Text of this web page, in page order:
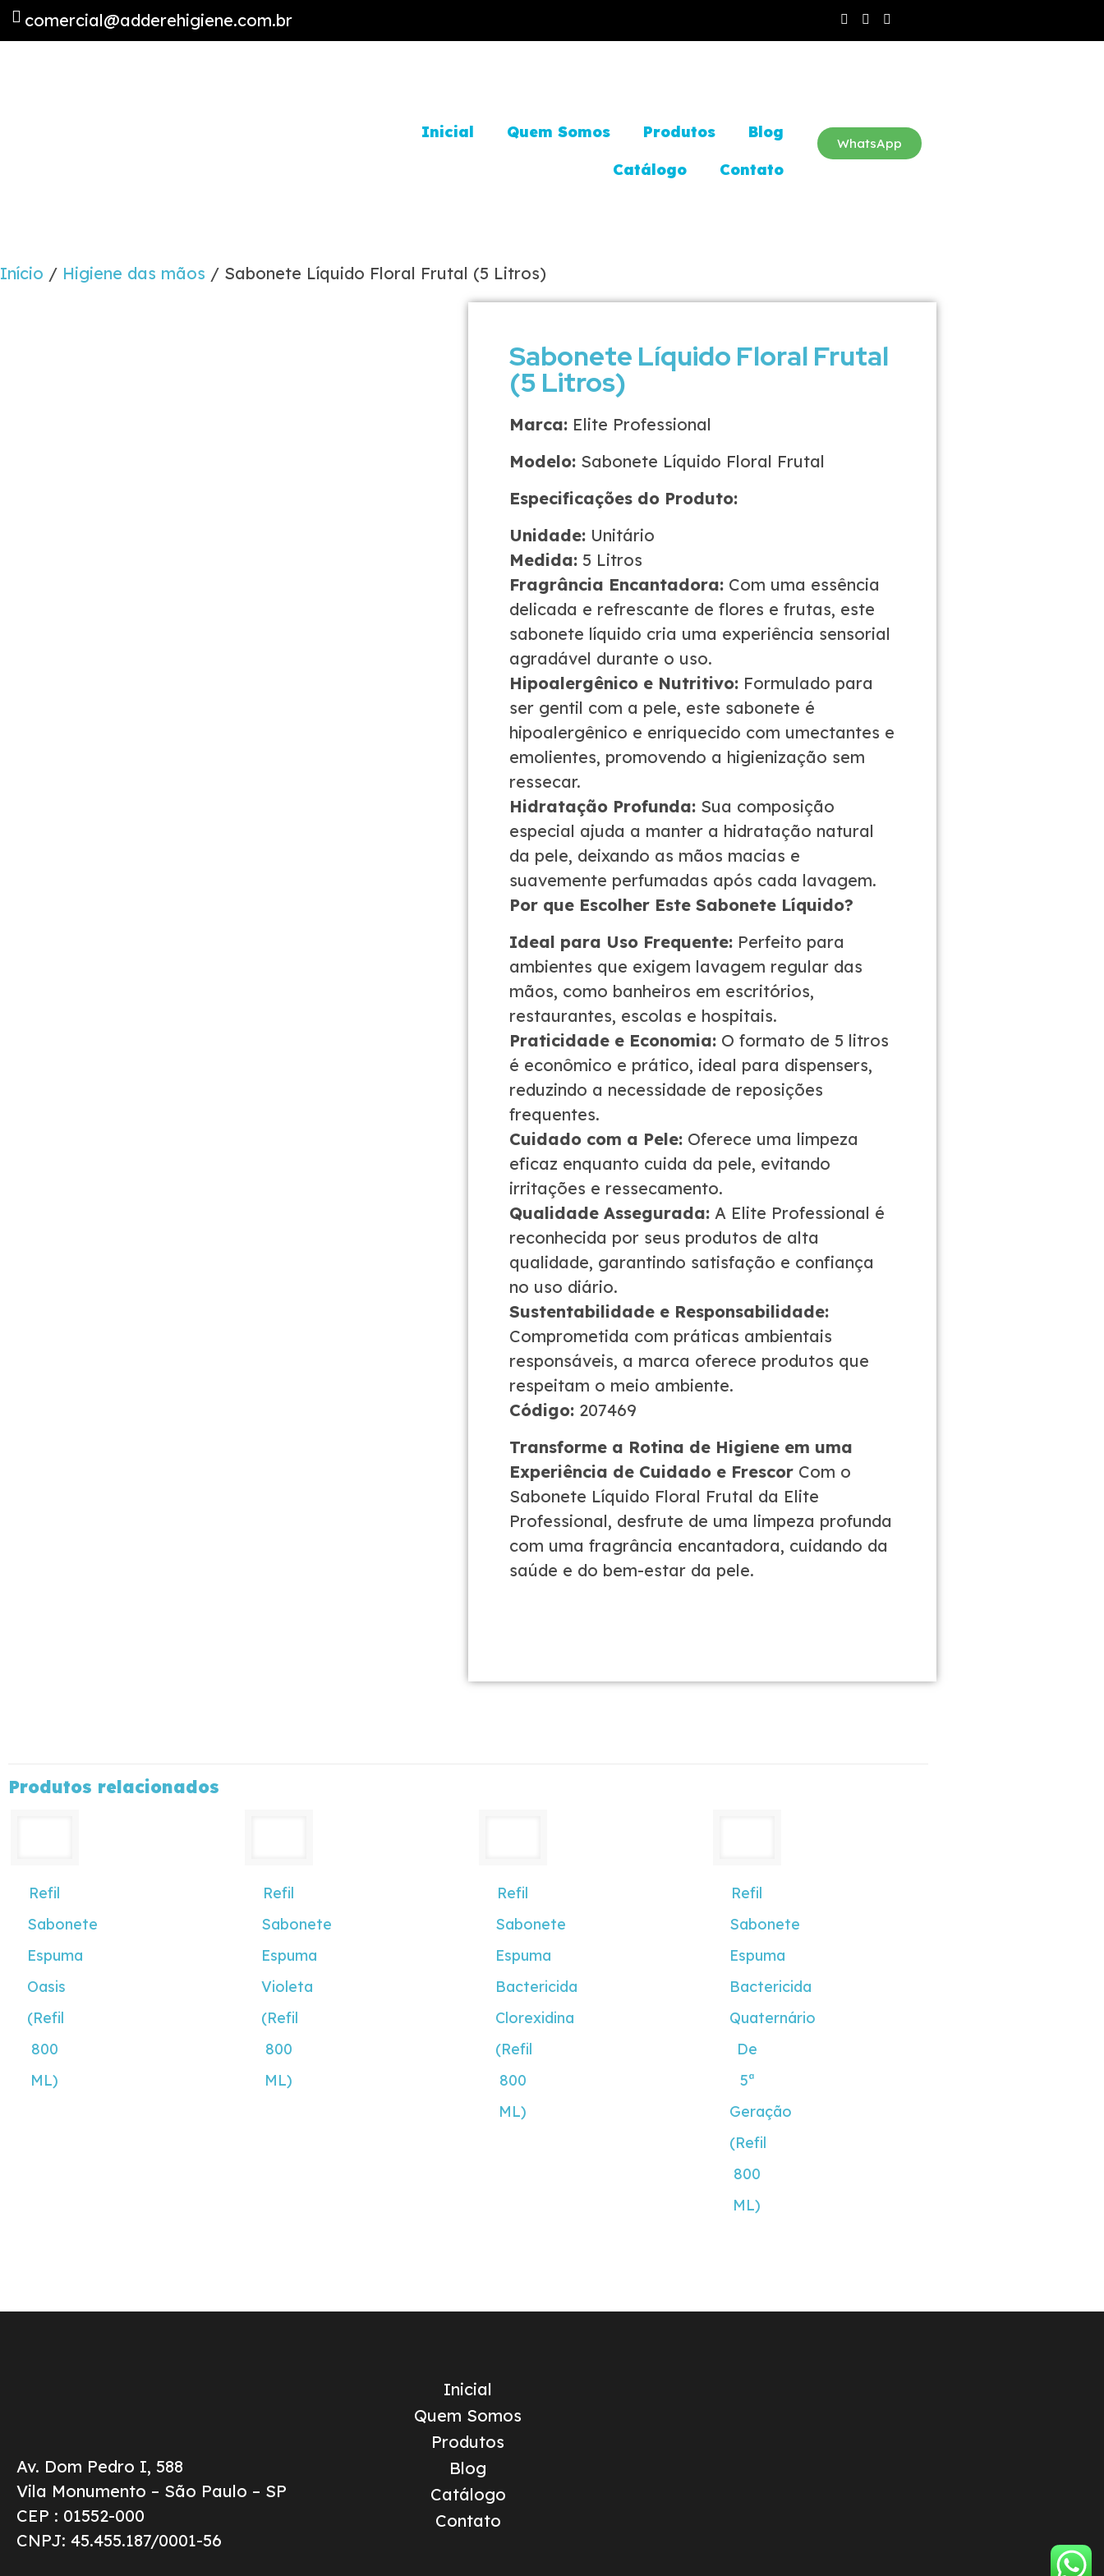
comercial@adderehigiene.com.br
Inicial Quem Somos Produtos
Blog
Catálogo
Contato
WhatsApp
Início / Higiene das mãos / Sabonete Líquido Floral Frutal (5 Litros)
Sabonete Líquido Floral Frutal
(5 Litros)
Marca: Elite Professional
Modelo: Sabonete Líquido Floral Frutal
Especificações do Produto:
Unidade: Unitário
Medida: 5 Litros
Fragrância Encantadora: Com uma essência
delicada e refrescante de flores e frutas, este
sabonete líquido cria uma experiência sensorial
agradável durante o uso.
Hipoalergênico e Nutritivo: Formulado para
ser gentil com a pele, este sabonete é
hipoalergênico e enriquecido com umectantes e
emolientes, promovendo a higienização sem
ressecar.
Hidratação Profunda: Sua composição
especial ajuda a manter a hidratação natural
da pele, deixando as mãos macias e
suavemente perfumadas após cada lavagem.
Por que Escolher Este Sabonete Líquido?
Ideal para Uso Frequente: Perfeito para
ambientes que exigem lavagem regular das
mãos, como banheiros em escritórios,
restaurantes, escolas e hospitais.
Praticidade e Economia: O formato de 5 litros
é econômico e prático, ideal para dispensers,
reduzindo a necessidade de reposições
frequentes.
Cuidado com a Pele: Oferece uma limpeza
eficaz enquanto cuida da pele, evitando
irritações e ressecamento.
Qualidade Assegurada: A Elite Professional é
reconhecida por seus produtos de alta
qualidade, garantindo satisfação e confiança
no uso diário.
Sustentabilidade e Responsabilidade:
Comprometida com práticas ambientais
responsáveis, a marca oferece produtos que
respeitam o meio ambiente.
Código: 207469
Transforme a Rotina de Higiene em uma
Experiência de Cuidado e Frescor Com o
Sabonete Líquido Floral Frutal da Elite
Professional, desfrute de uma limpeza profunda
com uma fragrância encantadora, cuidando da
saúde e do bem-estar da pele.
Produtos relacionados
Refil
Sabonete
Espuma
Oasis
(Refil
800
ML)
Refil
Sabonete
Espuma
Violeta
(Refil
800
ML)
Refil
Sabonete
Espuma
Bactericida
Clorexidina
(Refil
800
ML)
Refil
Sabonete
Espuma
Bactericida
Quaternário
De
5ª
Geração
(Refil
800
ML)
Av. Dom Pedro I, 588
Vila Monumento – São Paulo – SP
CEP : 01552-000
CNPJ: 45.455.187/0001-56
Inicial
Quem Somos
Produtos
Blog
Catálogo
Contato